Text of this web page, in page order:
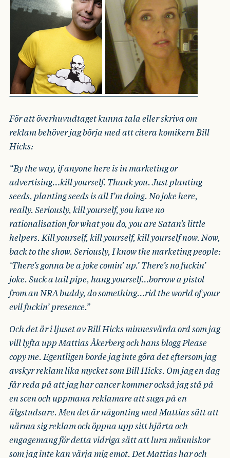
För att överhuvudtaget kunna tala eller skriva om
reklam behöver jag börja med att citera komikern Bill
Hicks:
“By the way, if anyone here is in marketing or
advertising…kill yourself. Thank you. Just planting
seeds, planting seeds is all I’m doing. No joke here,
really. Seriously, kill yourself, you have no
rationalisation for what you do, you are Satan’s little
helpers. Kill yourself, kill yourself, kill yourself now. Now,
back to the show. Seriously, I know the marketing people:
‘There’s gonna be a joke comin’ up.’ There’s no fuckin’
joke. Suck a tail pipe, hang yourself…borrow a pistol
from an NRA buddy, do something…rid the world of your
evil fuckin’ presence.”
Och det är i ljuset av Bill Hicks minnesvärda ord som jag
vill lyfta upp Mattias Åkerberg och hans blogg Please
copy me. Egentligen borde jag inte göra det eftersom jag
avskyr reklam lika mycket som Bill Hicks. Om jag en dag
får reda på att jag har cancer kommer också jag stå på
en scen och uppmana reklamare att suga på en
älgstudsare. Men det är någonting med Mattias sätt att
närma sig reklam och öppna upp sitt hjärta och
engagemang för detta vidriga sätt att lura människor
som jag inte kan värja mig emot. Det Mattias har och